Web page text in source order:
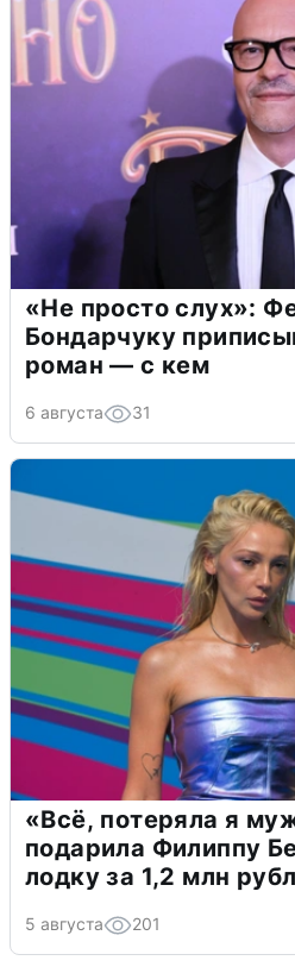
«Не просто слух»:
Бондарчуку
роман — с кем
6 августа 31
«Всё, потеряла я
подарила Филиппу
лодку за 1,2 млн
5 августа 201